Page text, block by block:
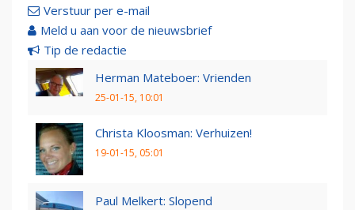
Verstuur per e-mail
Meld u aan voor de nieuwsbrief
Tip de redactie
Herman Mateboer: Vrienden
25-01-15, 10:01
Christa Kloosman: Verhuizen!
19-01-15, 05:01
Paul Melkert: Slopend